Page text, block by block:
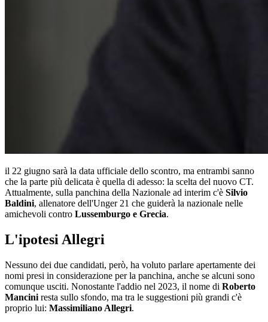
il 22 giugno sarà la data ufficiale dello scontro, ma entrambi sanno
che la parte più delicata è quella di adesso: la scelta del nuovo CT.
Attualmente, sulla panchina della Nazionale ad interim c'è Silvio
Baldini, allenatore dell'Unger 21 che guiderà la nazionale nelle
amichevoli contro Lussemburgo e Grecia.
L'ipotesi Allegri
Nessuno dei due candidati, però, ha voluto parlare apertamente dei
nomi presi in considerazione per la panchina, anche se alcuni sono
comunque usciti. Nonostante l'addio nel 2023, il nome di Roberto
Mancini resta sullo sfondo, ma tra le suggestioni più grandi c'è
proprio lui: Massimiliano Allegri.